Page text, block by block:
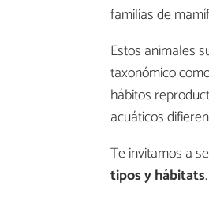
familias de
Estos animales
taxonómico
hábitos
acuáticos
Te invitamos a
tipos y hábitats.